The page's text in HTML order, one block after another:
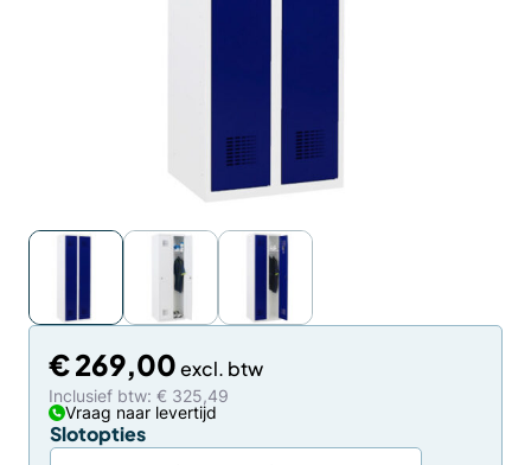
€269,00
Inclusief btw: € 325,49
Vraag naar levertijd
Slotopties